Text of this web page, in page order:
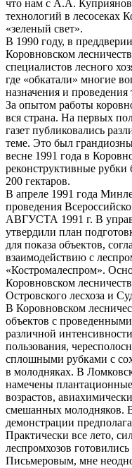
что нам с А.А.
технологий в лесосеках
«зеленый свет».
В 1990 году, в
Коровновском
специалистов лесного
где «обкатали» многие
назначения и проведения
За опытом работы
вся страна. На первых
газет публиковались
теме. Это был
весне 1991 года в
реконструктивные
200 гектаров.
В апреле 1991 года
проведения
АВГУСТА 1991 г. В
утвердили план
для показа объектов,
взаимодействию с
«Костромалеспром».
Коровновском
Островского лесхоза и
В Коровновском
объектов с
различной
пользования,
сплошными рубками с
в молодняках. В
намечены
возрастов,
смешанных молодняков.
демонстрации
Практически все лето,
леспромхозов
Письмеровым, мне